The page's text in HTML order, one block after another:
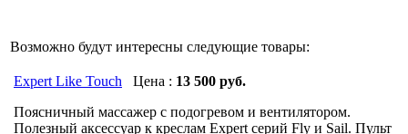
Возможно будут интересны следующие товары:
Expert Like Touch Цена : 13 500 руб.
Поясничный массажер с подогревом и вентилятором.
Полезный аксессуар к креслам Expert серий Fly и Sail. Пульт